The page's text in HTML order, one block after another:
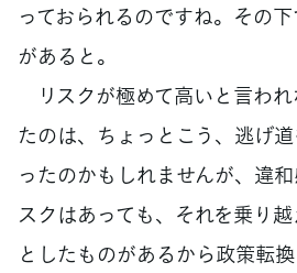
っておられるのですね。その
があると。
リスクが極めて高いと言わ
たのは、ちょっとこう、逃げ
ったのかもしれませんが、違
スクはあっても、それを乗り
としたものがあるから政策転